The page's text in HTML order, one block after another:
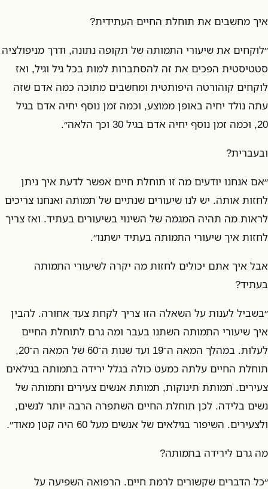
איך מחשבים את תוחלת החיים העתידית?
״לוקחים את שיעורי התמותה של תקופה נתונה, ודרך מניפולציה
סטטיסטית הפכים את זה להסתברות למות בכל גיל וגיל, ואז
לוקחים קוהורטה היפותטית ומחשבים מתוכה כמה אדם שזה
עתה נולד יחיה באופן ממוצע, וכמה זמן נוסף יחיה אדם בגיל
20, וכמה זמן נוסף יחיה אדם בגיל 30 וכך הלאה״.
ובעברית?
״אם אנחנו יודעים מה זו תוחלת חיים אפשר לדעת איך ניתן
לחזות אותה. יש לנו שיעורים שנתיים של תמותה ואנחנו צריכים
לראות מה תהיה המגמה של השינוי בשיעורים בעתיד. ואז צריך
לחזות איך שיעורי התמותה בעתיד ישתנו״.
אבל איך אתם יכולים לחזות מה יקרה לשיעורי התמותה
בעתיד?
״בשביל לענות על השאלה הזו צריך לקחת צעד אחורה. להבין
איך שיעורי התמותה השתנו בעבר ומה גרם לתוחלת החיים
לעלות. במהלך המאה ה־19 ועד שנות ה־60 של המאה ה־20,
תוחלת החיים עלתה כמעט כולה בגלל ירידה בתמותה בגילאים
צעירים. תמותת תינוקות, תמותת אנשים צעירים ותמותה של
נשים בלידה. לכן תוחלת החיים השתפרה הרבה יותר לנשים,
ולצעירים. השיפור בגילאים של אנשים מעל 60 היה קטן מאוד״.
מה גרם לירידה בתמותה?
״כל הדברים שקשורים לרמת חיים. הרפואה השפיעה על